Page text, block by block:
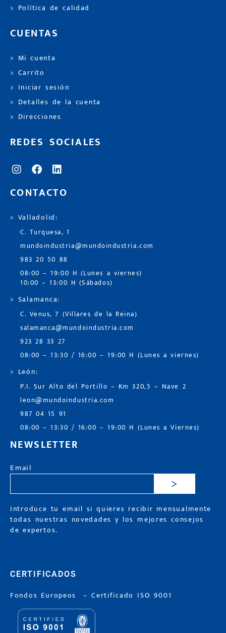
> Política de calidad
CUENTAS
> Mi cuenta
> Carrito
> Iniciar sesión
> Detalles de la cuenta
> Direcciones
REDES SOCIALES
CONTACTO
> Valladolid:
C. Turquesa, 1
mundoindustria@mundoindustria.com
983 20 50 88
08:00 – 19:00 H (Lunes a viernes)
10:00 – 13:00 H (Sábados)
> Salamanca:
C. Venus, 7 (Villares de la Reina)
salamanca@mundoindustria.com
923 28 33 27
08:00 – 13:30 / 16:00 – 19:00 H (Lunes a viernes)
> León:
P.I. Sur Alto del Portillo – Km 320,5 – Nave 2
leon@mundoindustria.com
987 04 15 91
08:00 – 13:30 / 16:00 – 19:00 H (Lunes a Viernes)
NEWSLETTER
Email
>
Introduce tu email si quieres recibir mensualmente
todas nuestras novedades y los mejores consejos
de expertos.
CERTIFICADOS
Fondos Europeos –Certificado ISO 9001